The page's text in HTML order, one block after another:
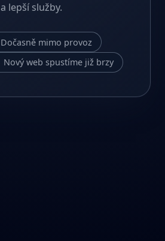
a lepší služby.
Dočasně mimo provoz
Nový web spustíme již brzy